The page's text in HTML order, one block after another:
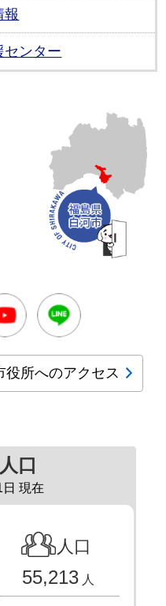
報
センター
Youtube
役所へのアクセス
口
現在
人口
55,213 人